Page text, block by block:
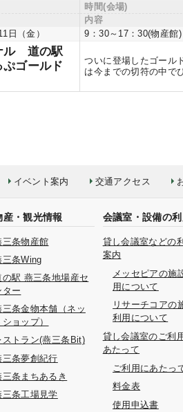
時間(会場)
内容
日（金）
9：30～17：30(物産館)
ル 道の駅
ゴールド
ついに登場したゴール
は今までの切符の中で
イベント案内 交通アクセス
産・観光情報
三条物産館
三条Wing
の駅 燕三条地場産セ
ター
三条金物本舗（ネッ
ショップ）
ストラン(燕三条Bit)
三条夢創紀行
三条まちあるき
三条工場見学
会議室・設備の
貸し会議室などの
案内
メッセピアの施
用について
リサーチコアの
利用について
貸し会議室のご利
あたって
ご利用にあたっ
料金表
使用申込書